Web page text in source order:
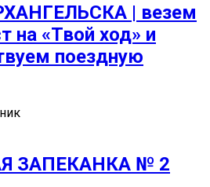
| везем
на «Твой ход» и
поездную
ЗАПЕКАНКА № 2